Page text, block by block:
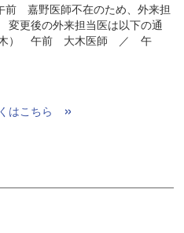
前 嘉野医師不在のため、外来担
変更後の外来担当医は以下の通
木） 午前 大木医師 ／ 午
はこちら »